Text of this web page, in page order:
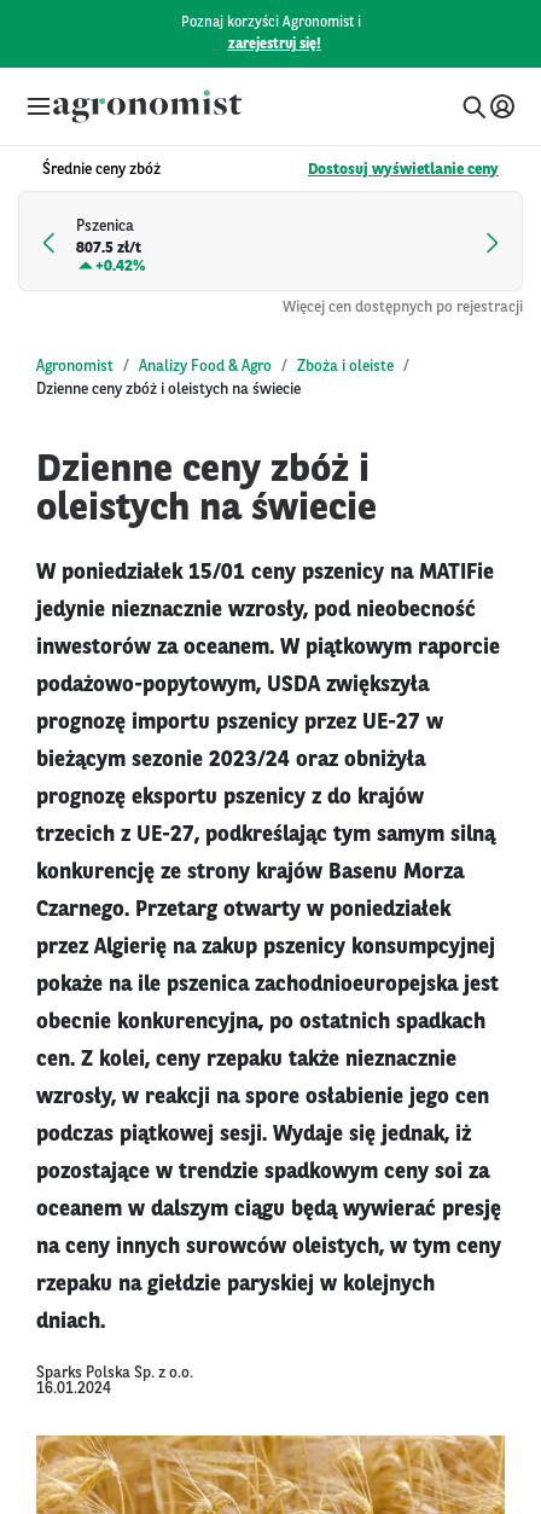
Poznaj korzyści Agronomist i
zarejestruj się!
Średnie ceny zbóż Dostosuj wyświetlanie ceny
Pszenica
807.5 zł/t
+0.42%
Więcej cen dostępnych po rejestracji
Agronomist Analizy Food & Agro
Zboża i oleiste
Dzienne ceny zbóż i oleistych na świecie
Dzienne ceny zbóż i
oleistych na świecie
W poniedziałek 15/01 ceny pszenicy na MATIFie
jedynie nieznacznie wzrosły, pod nieobecność
inwestorów za oceanem. W piątkowym raporcie
podażowo-popytowym, USDA zwiększyła
prognozę importu pszenicy przez UE-27 w
bieżącym sezonie 2023/24 oraz obniżyła
prognozę eksportu pszenicy z do krajów
trzecich z UE-27, podkreślając tym samym silną
konkurencję ze strony krajów Basenu Morza
Czarnego. Przetarg otwarty w poniedziałek
przez Algierię na zakup pszenicy konsumpcyjnej
pokaże na ile pszenica zachodnioeuropejska jest
obecnie konkurencyjna, po ostatnich spadkach
cen. Z kolei, ceny rzepaku także nieznacznie
wzrosły, w reakcji na spore osłabienie jego cen
podczas piątkowej sesji. Wydaje się jednak, iż
pozostające w trendzie spadkowym ceny soi za
oceanem w dalszym ciągu będą wywierać presję
na ceny innych surowców oleistych, w tym ceny
rzepaku na giełdzie paryskiej w kolejnych
dniach.
Sparks Polska Sp. z o.o.
16.01.2024